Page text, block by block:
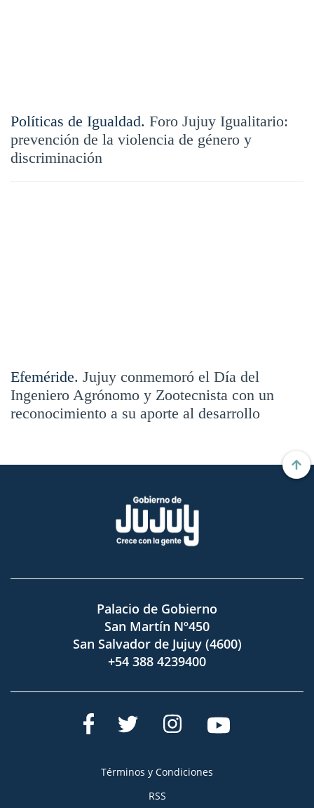
Políticas de Igualdad. Foro Jujuy Igualitario:
prevención de la violencia de género y
discriminación
Efeméride. Jujuy conmemoró el Día del
Ingeniero Agrónomo y Zootecnista con un
reconocimiento a su aporte al desarrollo
Palacio de Gobierno
San Martín Nº450
San Salvador de Jujuy (4600)
+54 388 4239400
Términos y Condiciones
RSS